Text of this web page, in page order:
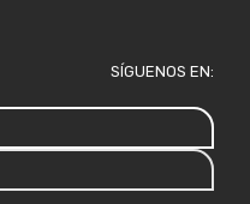
SÍGUENOS EN: